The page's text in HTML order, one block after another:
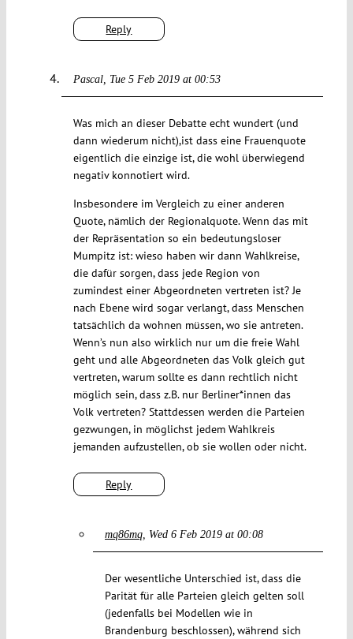
Reply
Pascal Tue 5 Feb 2019 at 00:53
Reply
Was mich an dieser Debatte echt wundert (und
dann wiederum nicht),ist dass eine Frauenquote
eigentlich die einzige ist, die wohl überwiegend
negativ konnotiert wird.
Insbesondere im Vergleich zu einer anderen
Quote, nämlich der Regionalquote. Wenn das mit
der Repräsentation so ein bedeutungsloser
Mumpitz ist: wieso haben wir dann Wahlkreise,
die dafür sorgen, dass jede Region von
zumindest einer Abgeordneten vertreten ist? Je
nach Ebene wird sogar verlangt, dass Menschen
tatsächlich da wohnen müssen, wo sie antreten.
Wenn’s nun also wirklich nur um die freie Wahl
geht und alle Abgeordneten das Volk gleich gut
vertreten, warum sollte es dann rechtlich nicht
möglich sein, dass z.B. nur Berliner*innen das
Volk vertreten? Stattdessen werden die Parteien
gezwungen, in möglichst jedem Wahlkreis
jemanden aufzustellen, ob sie wollen oder nicht.
mq86mq Wed 6 Feb 2019 at 00:08
Der wesentliche Unterschied ist, dass die
Parität für alle Parteien gleich gelten soll
(jedenfalls bei Modellen wie in
Brandenburg beschlossen), während sich